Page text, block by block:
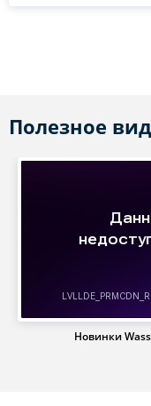
Полезное
Новинки